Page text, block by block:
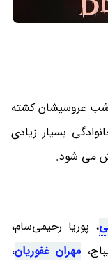
عروسیشان کشته
بسیار زیادی
می شود.
، پوریا رحیمی‌سام،
مهران غفوریان،